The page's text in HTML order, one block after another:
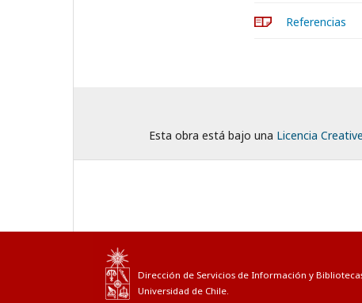
Referencias
Esta obra está bajo una Licencia
Dirección de Servicios de Información y
Universidad de Chile.